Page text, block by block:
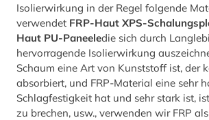
Isolierwirkung in der Regel folgende
verwendet FRP-Haut XPS-
Haut PU-Paneeledie sich durch
hervorragende Isolierwirkung
Schaum eine Art von Kunststoff ist, der
absorbiert, und FRP-Material eine sehr
Schlagfestigkeit hat und sehr stark ist,
zu brechen, usw., verwenden wir FRP